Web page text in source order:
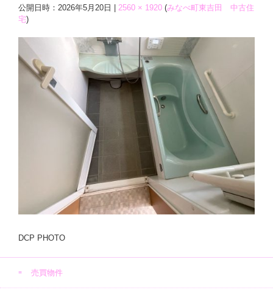
公開日時： 2026年5月20日 2560 × 1920 (みなべ町東吉田 中古住
宅)
DCP PHOTO
売買物件